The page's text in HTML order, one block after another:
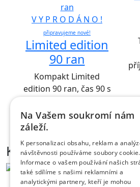
V Y P R O D Á N O !
připravujeme nové!
Limited edition
90 ran
Kompakt Limited
edition 90 ran, čas 90 s
NÁHLED
Kontakt
Na Vašem soukromí nám
záleží.
K personalizaci obsahu, reklam a
návštěvnosti používáme soubory cookie.
Informace o vašem používání našich
také sdílíme s našimi reklamními a
analytickými partnery, kteří je mohou